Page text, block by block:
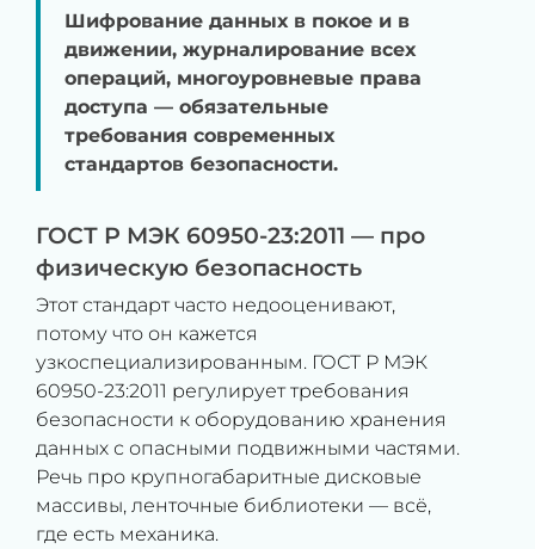
Шифрование данных в покое и в
движении, журналирование всех
операций, многоуровневые права
доступа — обязательные
требования современных
стандартов безопасности.
ГОСТ Р МЭК 60950-23:2011 — про
физическую безопасность
Этот стандарт часто недооценивают,
потому что он кажется
узкоспециализированным. ГОСТ Р МЭК
60950-23:2011 регулирует требования
безопасности к оборудованию хранения
данных с опасными подвижными частями.
Речь про крупногабаритные дисковые
массивы, ленточные библиотеки — всё,
где есть механика.